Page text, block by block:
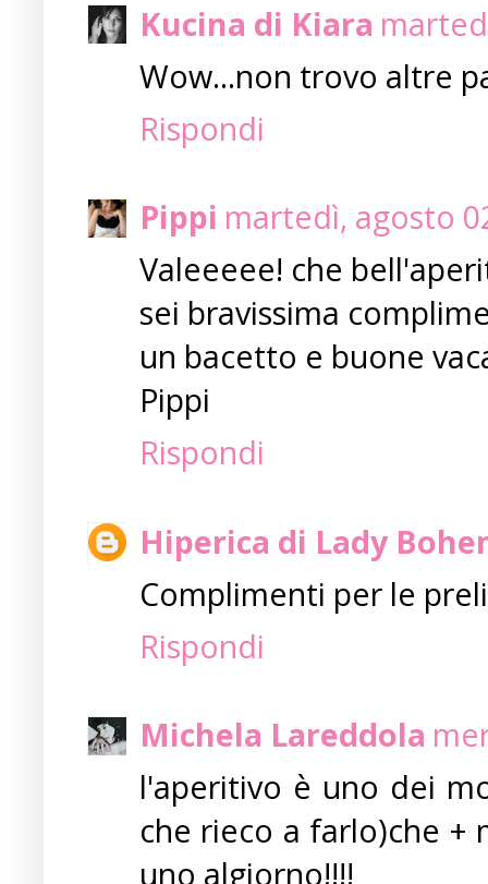
Kucina di Kiara
Wow...non trovo altre
Rispondi
Pippi martedì, agosto
Valeeeee! che
sei bravissima
un bacetto e buone
Pippi
Rispondi
Hiperica di Lady
Complimenti per le
Rispondi
Michela Lareddola
l'aperitivo è uno dei
che rieco a farlo)che +
uno algiorno!!!!